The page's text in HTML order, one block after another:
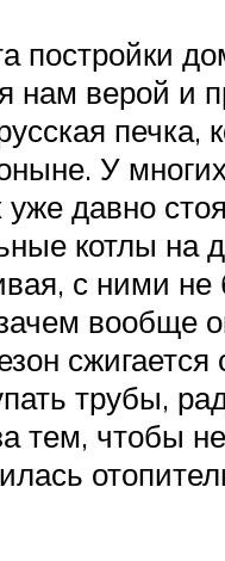
постройки
нам верой и
печка,
У
давно
котлы на
с ними
вообще
сжигается
трубы,
тем, чтобы не